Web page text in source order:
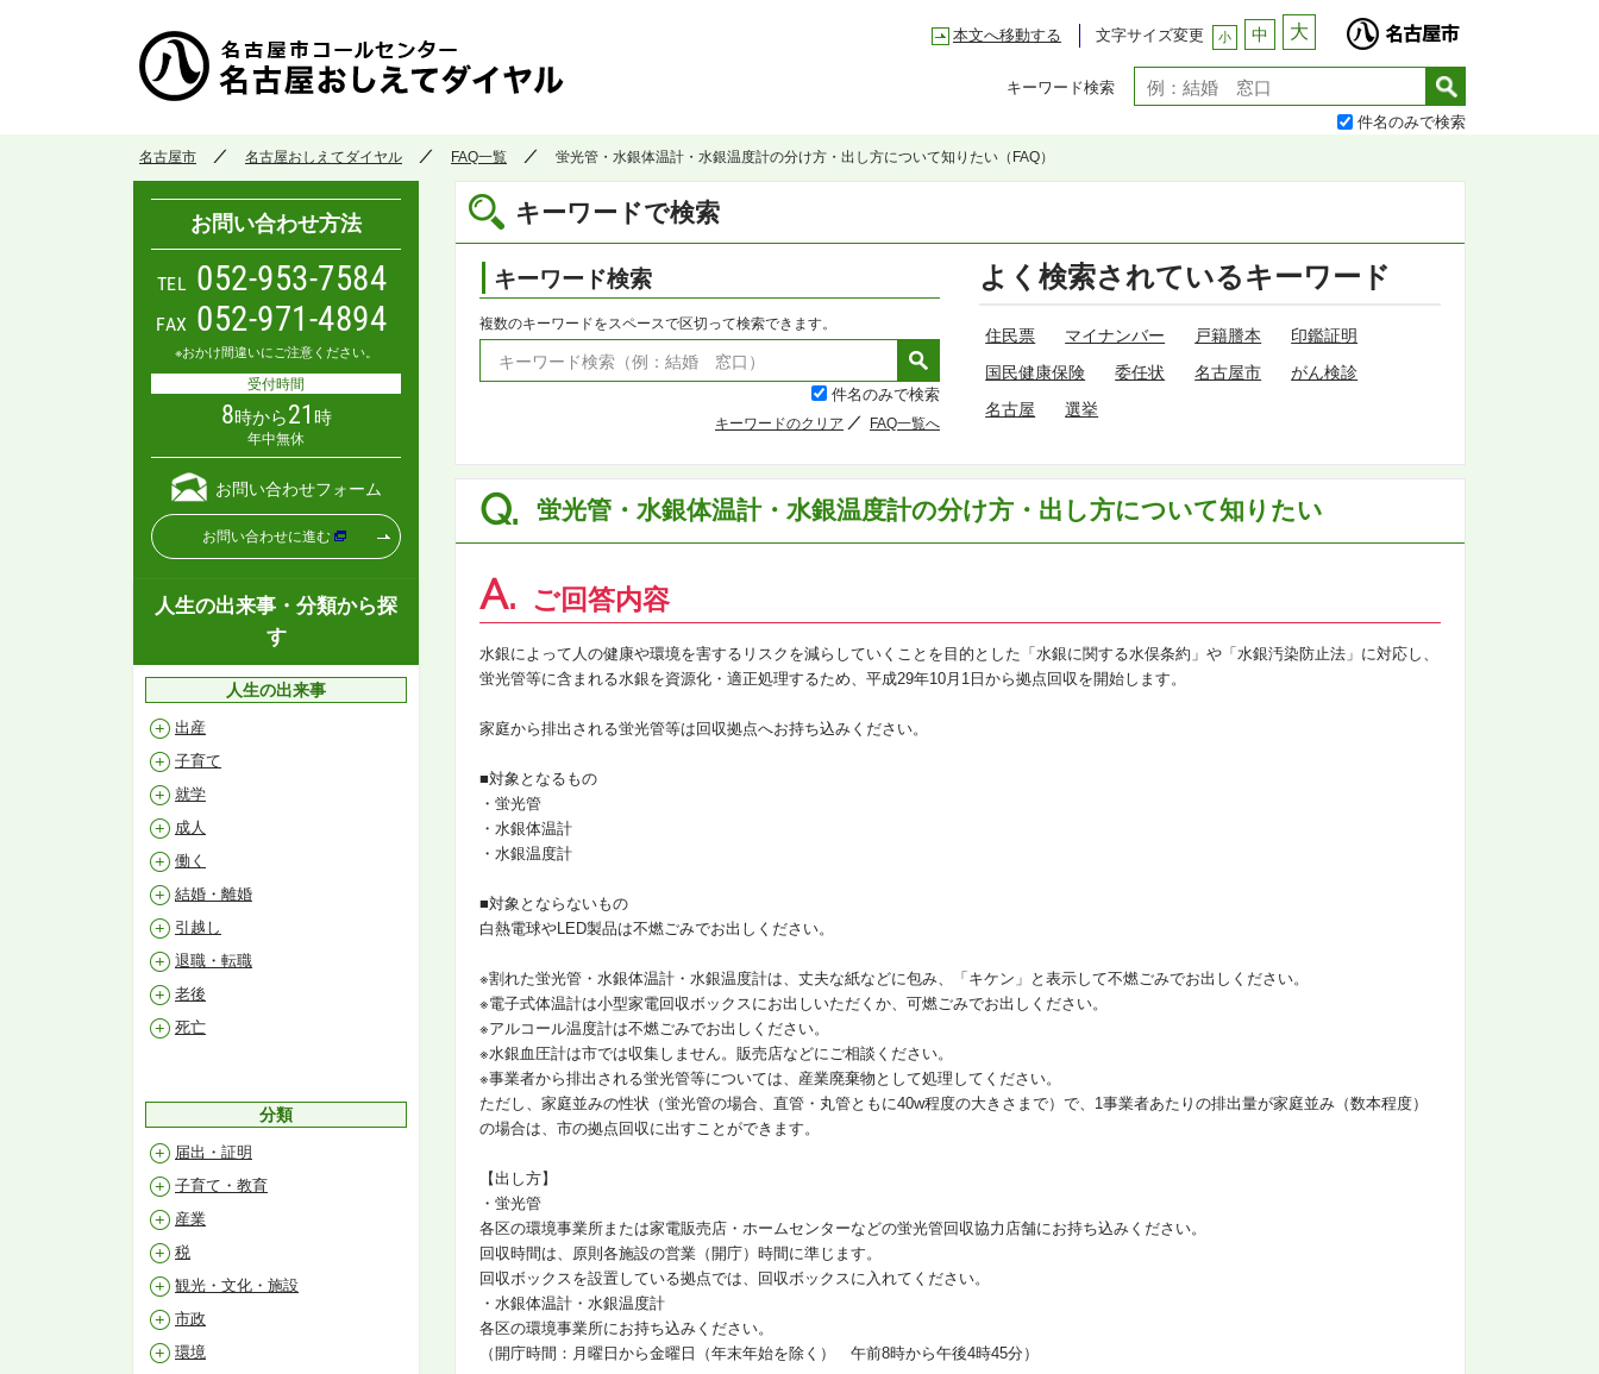
本文へ移動する 文字サイズ変更 小 中 大
キーワード検索
件名のみで検索
名古屋市 名古屋おしえてダイヤル FAQ一覧 蛍光管・水銀体温計・水銀温度計の分け方・出し方について知りたい（FAQ）
キーワードで検索
キーワード検索
複数のキーワードをスペースで区切って検索できます。
件名のみで検索
キーワードのクリア FAQ一覧へ
よく検索されているキーワード
住民票 マイナンバー 戸籍謄本
印鑑証明
国民健康保険
委任状 名古屋市
がん検診
名古屋
選挙
Q. 蛍光管・水銀体温計・水銀温度計の分け方・出し方について知りたい
A. ご回答内容
水銀によって人の健康や環境を害するリスクを減らしていくことを目的とした「水銀に関する水俣条約」や「水銀汚染防止法」に対応し、
蛍光管等に含まれる水銀を資源化・適正処理するため、平成29年10月1日から拠点回収を開始します。
家庭から排出される蛍光管等は回収拠点へお持ち込みください。
■対象となるもの
・蛍光管
・水銀体温計
・水銀温度計
■対象とならないもの
白熱電球やLED製品は不燃ごみでお出しください。
※割れた蛍光管・水銀体温計・水銀温度計は、丈夫な紙などに包み、「キケン」と表示して不燃ごみでお出しください。
※電子式体温計は小型家電回収ボックスにお出しいただくか、可燃ごみでお出しください。
※アルコール温度計は不燃ごみでお出しください。
※水銀血圧計は市では収集しません。販売店などにご相談ください。
※事業者から排出される蛍光管等については、産業廃棄物として処理してください。
ただし、家庭並みの性状（蛍光管の場合、直管・丸管ともに40w程度の大きさまで）で、1事業者あたりの排出量が家庭並み（数本程度）
の場合は、市の拠点回収に出すことができます。
【出し方】
・蛍光管
各区の環境事業所または家電販売店・ホームセンターなどの蛍光管回収協力店舗にお持ち込みください。
回収時間は、原則各施設の営業（開庁）時間に準じます。
回収ボックスを設置している拠点では、回収ボックスに入れてください。
・水銀体温計・水銀温度計
各区の環境事業所にお持ち込みください。
（開庁時間：月曜日から金曜日（年末年始を除く） 午前8時から午後4時45分）
お問い合わせ方法
TEL 052-953-7584
FAX 052-971-4894
※おかけ間違いにご注意ください。
受付時間
8時から21 時
年中無休
お問い合わせフォーム
お問い合わせに進む
人生の出来事・分類から探
す
人生の出来事
出産
子育て
就学
成人
働く
結婚・離婚
引越し
退職・転職
老後
死亡
分類
届出・証明
子育て・教育
産業
税
観光・文化・施設
市政
環境